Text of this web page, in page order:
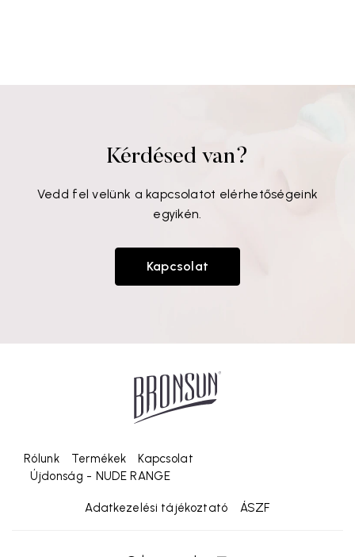
Kérdésed van?
Vedd fel velünk a kapcsolatot elérhetőségeink
egyikén.
Kapcsolat
Rólunk Termékek
Kapcsolat
Újdonság - NUDE RANGE
Adatkezelési tájékoztató ÁSZF